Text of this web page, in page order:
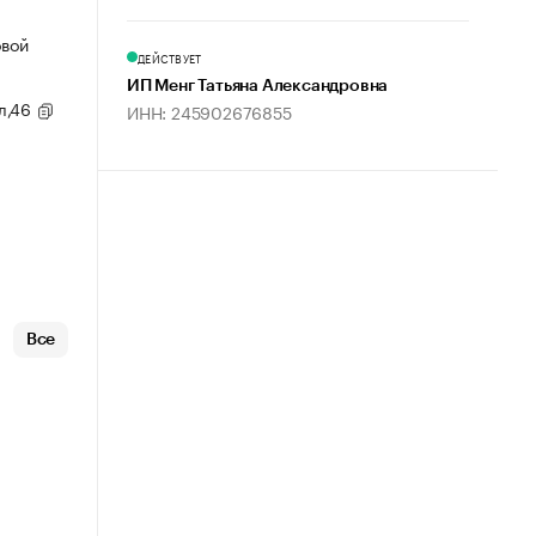
Все
ДЕЙСТВУЕТ
ИП Менг Татьяна Александровна
ИНН: 245902676855